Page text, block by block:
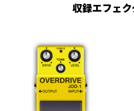
収録エフェク